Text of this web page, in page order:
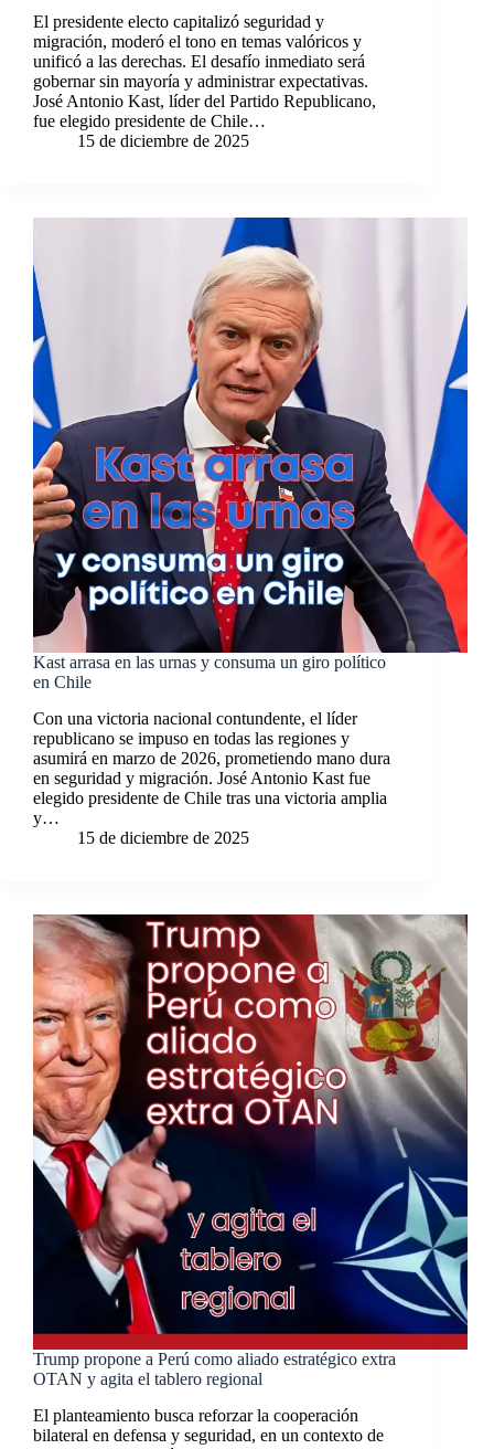
El presidente electo capitalizó seguridad y
migración, moderó el tono en temas valóricos y
unificó a las derechas. El desafío inmediato será
gobernar sin mayoría y administrar expectativas.
José Antonio Kast, líder del Partido Republicano,
fue elegido presidente de Chile…
15 de diciembre de 2025
Kast arrasa en las urnas y consuma un giro político
en Chile
Con una victoria nacional contundente, el líder
republicano se impuso en todas las regiones y
asumirá en marzo de 2026, prometiendo mano dura
en seguridad y migración. José Antonio Kast fue
elegido presidente de Chile tras una victoria amplia
y…
15 de diciembre de 2025
Trump propone a Perú como aliado estratégico extra
OTAN y agita el tablero regional
El planteamiento busca reforzar la cooperación
bilateral en defensa y seguridad, en un contexto de